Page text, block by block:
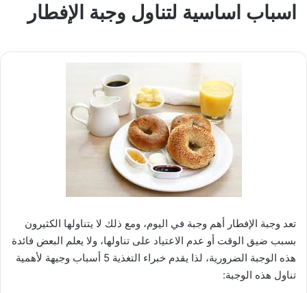
اسباب اساسية لتناول وجبة الإفطار
تعد وجبة الإفطار أهم وجبة في اليوم، ومع ذلك لا يتناولها الكثيرون
بسبب ضيق الوقت أو عدم الاعتياد على تناولها، ولا يعلم البعض فائدة
هذه الوجبة الضرورية، لذا يقدم خبراء التغذية 5 أسباب وجيهة لأهمية
تناول هذه الوجبة: